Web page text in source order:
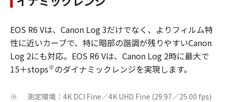
EOS R6 Vは、Canon Log 3だけでなく、よりフィルム特
性に近いカーブで、特に暗部の諧調が残りやすいCanon
Log 2にも対応。EOS R6 Vは、Canon Log 2時に最大で
15＋stops※のダイナミックレンジを実現します。
※
測定環境：4K DCI Fine／4K UHD Fine (29.97／25.00 fps)